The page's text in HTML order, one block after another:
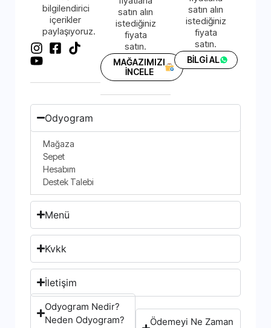
bilgilendirici
içerikler
paylaşıyoruz.
satın alın
istediğiniz
fiyata
satın.
MAĞAZIMIZI
İNCELE
satın alın
istediğiniz
fiyata
satın.
BİLGİ AL
Odyogram
Mağaza
Sepet
Hesabım
Destek Talebi
Menü
Kvkk
İletişim
Odyogram Nedir?
Neden Odyogram?
Ödemeyi Ne Zaman